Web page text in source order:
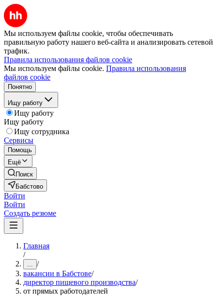
Мы используем файлы cookie, чтобы обеспечивать
правильную работу нашего веб-сайта и анализировать сетевой
трафик.
Правила использования файлов cookie
Мы используем файлы cookie. Правила использования
файлов cookie
Понятно
Ищу работу
Ищу работу
Ищу работу
Ищу сотрудника
Сервисы
Помощь
Ещё
Поиск
Бабстово
Войти
Войти
Создать резюме
Главная
/
... /
вакансии в Бабстове/
директор пищевого производства/
от прямых работодателей